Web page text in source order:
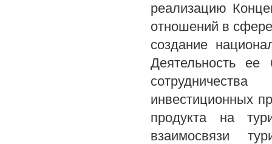
реализацию
отношений в
создание
Деятельность
инвестиционных
продукта на
взаимосвязи